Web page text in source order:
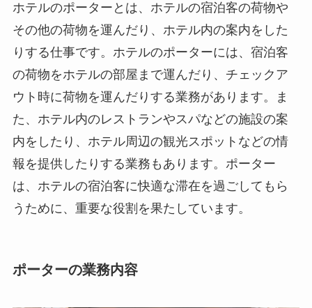
ホテルのポーターとは、ホテルの宿泊客の荷物や
その他の荷物を運んだり、ホテル内の案内をした
りする仕事です。 ホテルのポーターには、宿泊客
の荷物をホテルの部屋まで運んだり、チェックア
ウト時に荷物を運んだりする業務があります。
ま
た、ホテル内のレストランやスパなどの施設の案
内をしたり、ホテル周辺の観光スポットなどの情
報を提供したりする業務もあります。 ポーター
は、ホテルの宿泊客に快適な滞在を過ごしてもら
うために、重要な役割を果たしています。
ポーターの業務内容